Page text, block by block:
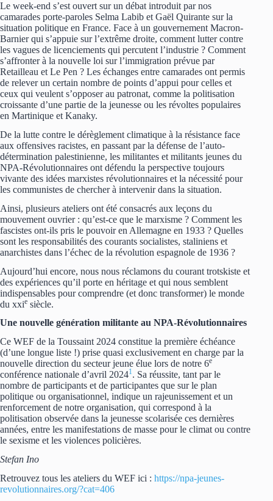
Le week-end s’est ouvert sur un débat introduit par nos
camarades porte-paroles Selma Labib et Gaël Quirante sur la
situation politique en France. Face à un gouvernement Macron-
Barnier qui s’appuie sur l’extrême droite, comment lutter contre
les vagues de licenciements qui percutent l’industrie ? Comment
s’affronter à la nouvelle loi sur l’immigration prévue par
Retailleau et Le Pen ? Les échanges entre camarades ont permis
de relever un certain nombre de points d’appui pour celles et
ceux qui veulent s’opposer au patronat, comme la politisation
croissante d’une partie de la jeunesse ou les révoltes populaires
en Martinique et Kanaky.
De la lutte contre le dérèglement climatique à la résistance face
aux offensives racistes, en passant par la défense de l’auto-
détermination palestinienne, les militantes et militants jeunes du
NPA-Révolutionnaires ont défendu la perspective toujours
vivante des idées marxistes révolutionnaires et la nécessité pour
les communistes de chercher à intervenir dans la situation.
Ainsi, plusieurs ateliers ont été consacrés aux leçons du
mouvement ouvrier : qu’est-ce que le marxisme ? Comment les
fascistes ont-ils pris le pouvoir en Allemagne en 1933 ? Quelles
sont les responsabilités des courants socialistes, staliniens et
anarchistes dans l’échec de la révolution espagnole de 1936 ?
Aujourd’hui encore, nous nous réclamons du courant trotskiste et
des expériences qu’il porte en héritage et qui nous semblent
indispensables pour comprendre (et donc transformer) le monde
du xxie siècle.
Une nouvelle génération militante au NPA-Révolutionnaires
Ce WEF de la Toussaint 2024 constitue la première échéance
(d’une longue liste !) prise quasi exclusivement en charge par la
nouvelle direction du secteur jeune élue lors de notre 6e
conférence nationale d’avril 20241. Sa réussite, tant par le
nombre de participants et de participantes que sur le plan
politique ou organisationnel, indique un rajeunissement et un
renforcement de notre organisation, qui correspond à la
politisation observée dans la jeunesse scolarisée ces dernières
années, entre les manifestations de masse pour le climat ou contre
le sexisme et les violences policières.
Stefan Ino
Retrouvez tous les ateliers du WEF ici : https://npa-jeunes-
revolutionnaires.org/?cat=406